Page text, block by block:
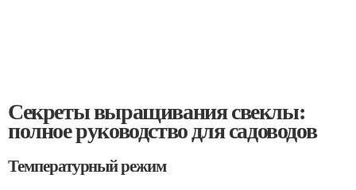
Секреты выращивания свеклы:
полное руководство для садоводов
Температурный режим